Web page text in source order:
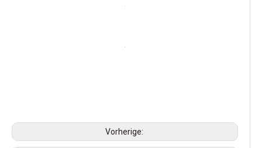
Vorherige: